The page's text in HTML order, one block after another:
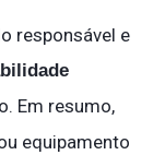
responsável e
Em resumo,
equipamento